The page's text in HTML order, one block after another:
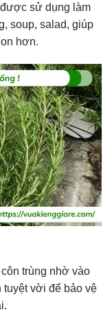
sử dụng làm
soup, salad, giúp
hơn.
trùng nhờ vào
vời để bảo vệ